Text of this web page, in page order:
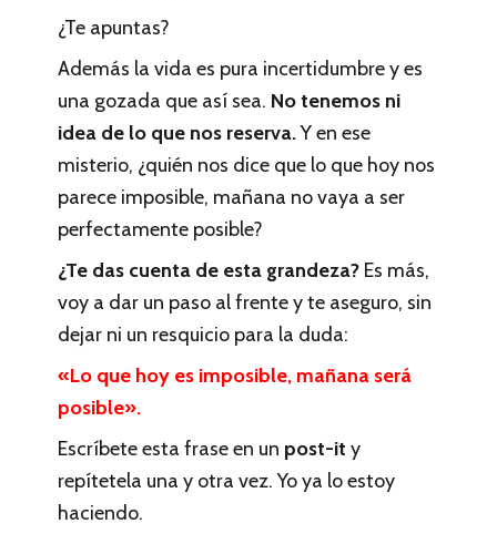
¿Te apuntas?
Además la vida es pura incertidumbre y es
una gozada que así sea. No tenemos ni
idea de lo que nos reserva.Y en ese
misterio, ¿quién nos dice que lo que hoy nos
parece imposible, mañana no vaya a ser
perfectamente posible?
¿Te das cuenta de esta grandeza? Es más,
voy a dar un paso al frente y te aseguro, sin
dejar ni un resquicio para la duda:
«Lo que hoy es imposible, mañana será
posible».
Escríbete esta frase en un post-it y
repítetela una y otra vez. Yo ya lo estoy
haciendo.